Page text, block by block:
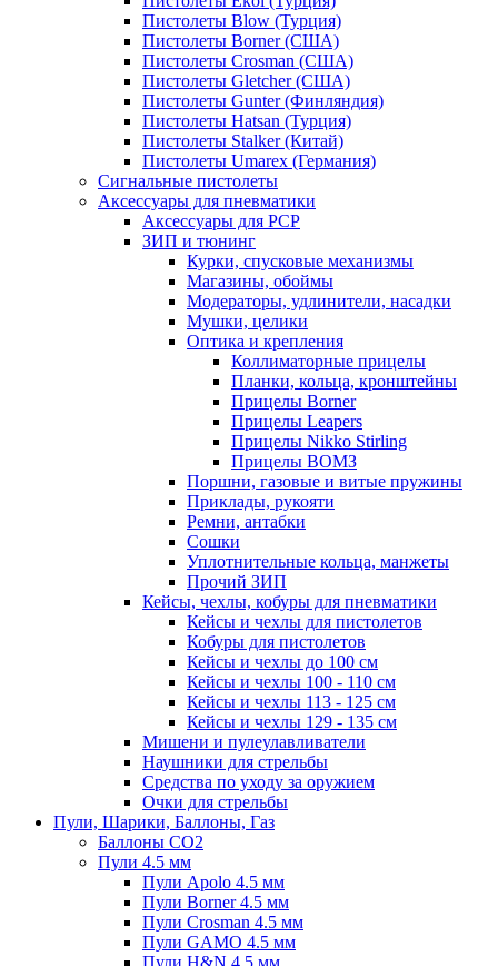
Пистолеты Blow (Турция)
Пистолеты Borner (США)
Пистолеты Crosman (США)
Пистолеты Gletcher (США)
Пистолеты Gunter (Финляндия)
Пистолеты Hatsan (Турция)
Пистолеты Stalker (Китай)
Пистолеты Umarex (Германия)
Сигнальные пистолеты
Аксессуары для пневматики
Аксессуары для PCP
ЗИП и тюнинг
Курки, спусковые механизмы
Магазины, обоймы
Модераторы, удлинители, насадки
Мушки, целики
Оптика и крепления
Коллиматорные прицелы
Планки, кольца, кронштейны
Прицелы Borner
Прицелы Leapers
Прицелы Nikko Stirling
Прицелы ВОМЗ
Поршни, газовые и витые пружины
Приклады, рукояти
Ремни, антабки
Сошки
Уплотнительные кольца, манжеты
Прочий ЗИП
Кейсы, чехлы, кобуры для пневматики
Кейсы и чехлы для пистолетов
Кобуры для пистолетов
Кейсы и чехлы до 100 см
Кейсы и чехлы 100 - 110 см
Кейсы и чехлы 113 - 125 см
Кейсы и чехлы 129 - 135 см
Мишени и пулеулавливатели
Наушники для стрельбы
Средства по уходу за оружием
Очки для стрельбы
Пули, Шарики, Баллоны, Газ
Баллоны CO2
Пули 4.5 мм
Пули Apolo 4.5 мм
Пули Borner 4.5 мм
Пули Crosman 4.5 мм
Пули GAMO 4.5 мм
Пули H&N 4.5 мм